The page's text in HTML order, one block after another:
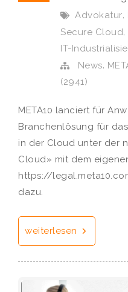
Advokatur,
Secure Cloud,
IT-
News,
(2941)
META10 lanciert für
Branchenlösung für
in der Cloud unter der
Cloud» mit dem
https://
dazu.
weiterlesen